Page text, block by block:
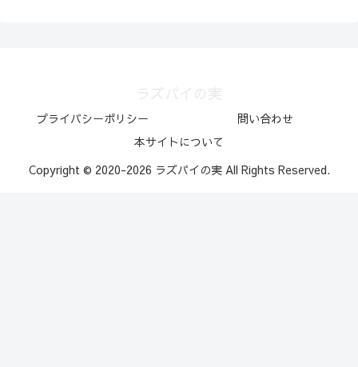
プライバシーポリシー
問い合わせ
本サイトについて
Copyright © 2020-2026 ラズパイの実 All Rights Reserved.